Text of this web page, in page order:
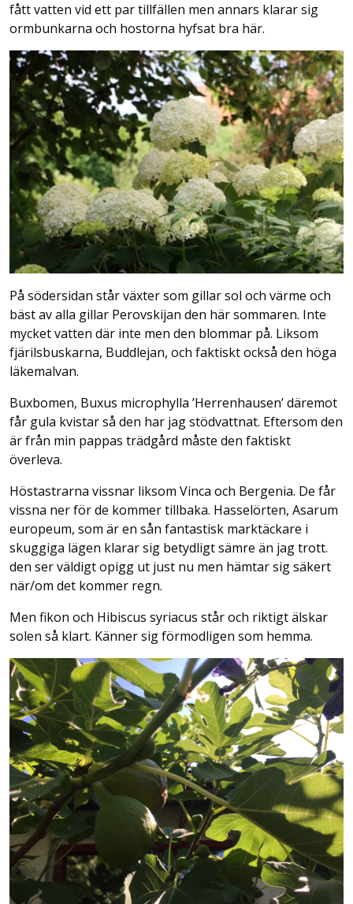
fått vatten vid ett par tillfällen men annars klarar sig
ormbunkarna och hostorna hyfsat bra här.
På södersidan står växter som gillar sol och värme och
bäst av alla gillar Perovskijan den här sommaren. Inte
mycket vatten där inte men den blommar på. Liksom
fjärilsbuskarna, Buddlejan, och faktiskt också den höga
läkemalvan.
Buxbomen, Buxus microphylla ’Herrenhausen’ däremot
får gula kvistar så den har jag stödvattnat. Eftersom den
är från min pappas trädgård måste den faktiskt
överleva.
Höstastrarna vissnar liksom Vinca och Bergenia. De får
vissna ner för de kommer tillbaka. Hasselörten, Asarum
europeum, som är en sån fantastisk marktäckare i
skuggiga lägen klarar sig betydligt sämre än jag trott.
den ser väldigt opigg ut just nu men hämtar sig säkert
när/om det kommer regn.
Men fikon och Hibiscus syriacus står och riktigt älskar
solen så klart. Känner sig förmodligen som hemma.